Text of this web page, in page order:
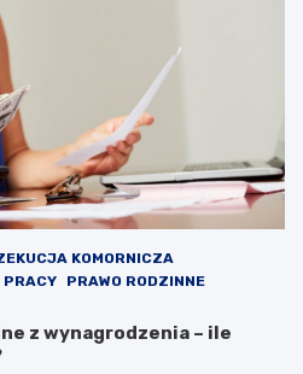
KOMORNICZA
PRACY
PRAWO RODZINNE
z wynagrodzenia – ile